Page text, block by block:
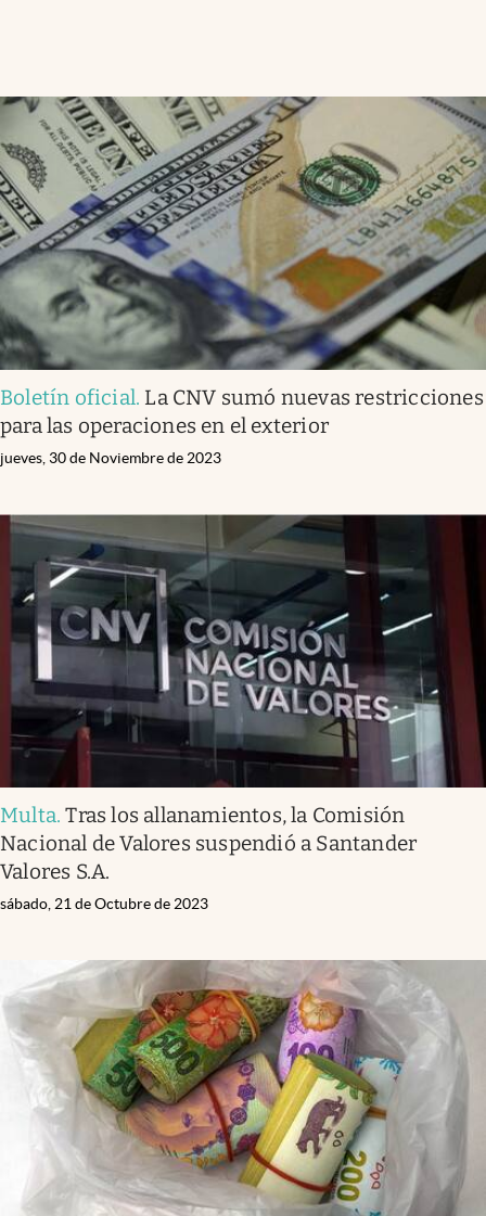
Boletín oficial. La CNV sumó nuevas restricciones
para las operaciones en el exterior
jueves, 30 de Noviembre de 2023
Multa.Tras los allanamientos, la Comisión
Nacional de Valores suspendió a Santander
Valores S.A.
sábado, 21 de Octubre de 2023